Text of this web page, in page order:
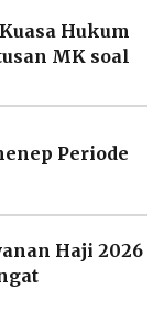
Hukum
MK soal
Periode
Haji 2026